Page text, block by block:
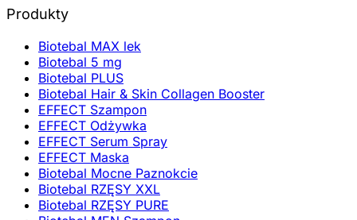
Produkty
Biotebal MAX lek
Biotebal 5 mg
Biotebal PLUS
Biotebal Hair & Skin Collagen Booster
EFFECT Szampon
EFFECT Odżywka
EFFECT Serum Spray
EFFECT Maska
Biotebal Mocne Paznokcie
Biotebal RZĘSY XXL
Biotebal RZĘSY PURE